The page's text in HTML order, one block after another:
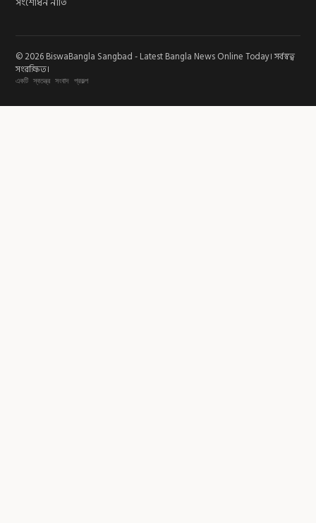
© 2026 BiswaBangla Sangbad - Latest Bangla News Online Today। সর্বস্বত্ব
সংরক্ষিত।
একটি স্বতন্ত্র সংবাদ প্রকল্প